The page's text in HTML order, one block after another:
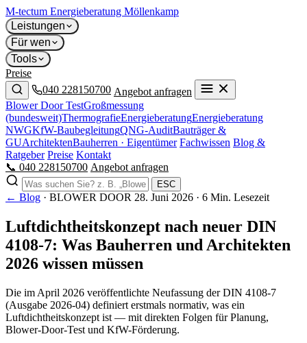
M-tectum Energieberatung Möllenkamp
Leistungen
Für wen
Tools
Preise
040 228150700 Angebot anfragen
Blower Door TestGroßmessung
(bundesweit)ThermografieEnergieberatungEnergieberatung
NWGKfW-BaubegleitungQNG-AuditBauträger &
GUArchitektenBauherren · Eigentümer Fachwissen Blog &
Ratgeber Preise Kontakt
📞 040 228150700 Angebot anfragen
ESC
← Blog · BLOWER DOOR 28. Juni 2026 · 6 Min. Lesezeit
Luftdichtheitskonzept nach neuer DIN
4108-7: Was Bauherren und Architekten
2026 wissen müssen
Die im April 2026 veröffentlichte Neufassung der DIN 4108-7
(Ausgabe 2026-04) definiert erstmals normativ, was ein
Luftdichtheitskonzept ist — mit direkten Folgen für Planung,
Blower-Door-Test und KfW-Förderung.